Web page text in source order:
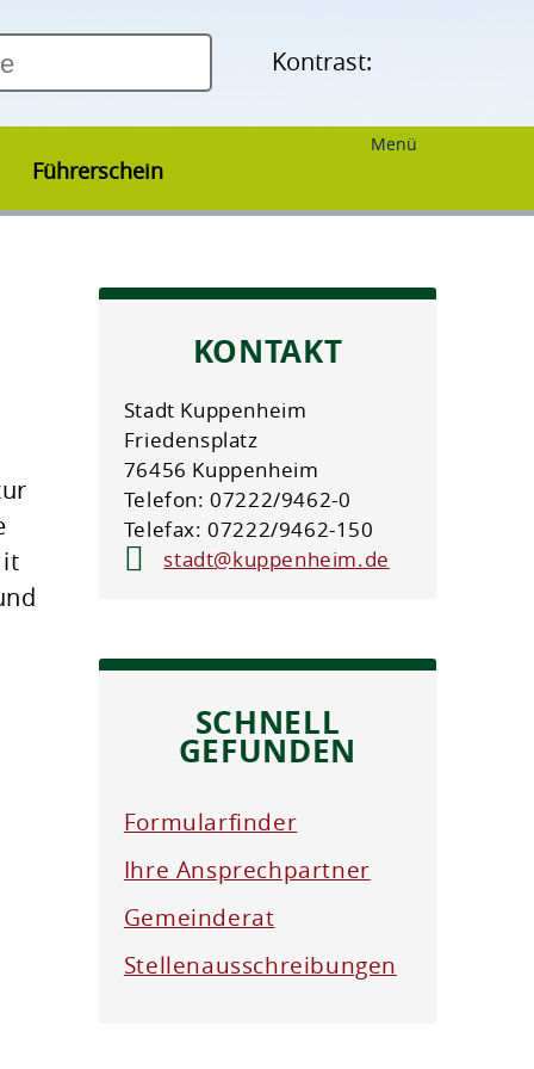
Kontrast:
Menü
Führerschein
KONTAKT
Stadt Kuppenheim
Friedensplatz
76456 Kuppenheim
Telefon: 07222/9462-0
Telefax: 07222/9462-150
stadt@kuppenheim.de
SCHNELL
GEFUNDEN
Formularfinder
Ihre Ansprechpartner
Gemeinderat
Stellenausschreibungen